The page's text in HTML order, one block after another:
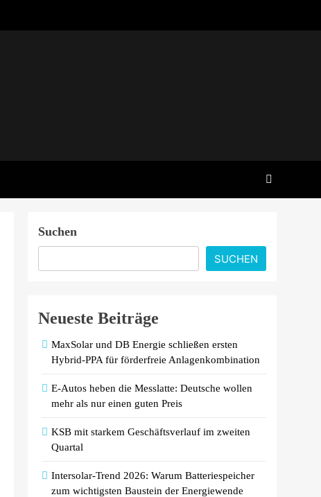
Suchen
SUCHEN
Neueste Beiträge
MaxSolar und DB Energie schließen ersten
Hybrid-PPA für förderfreie Anlagenkombination
E-Autos heben die Messlatte: Deutsche wollen
mehr als nur einen guten Preis
KSB mit starkem Geschäftsverlauf im zweiten
Quartal
Intersolar-Trend 2026: Warum Batteriespeicher
zum wichtigsten Baustein der Energiewende